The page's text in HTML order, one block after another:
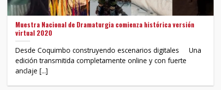
Muestra Nacional de Dramaturgia comienza histórica versión
virtual 2020
Desde Coquimbo construyendo escenarios digitales Una
edición transmitida completamente online y con fuerte
anclaje [...]